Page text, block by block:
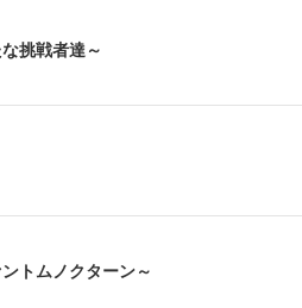
挑戦者達～
トムノクターン～